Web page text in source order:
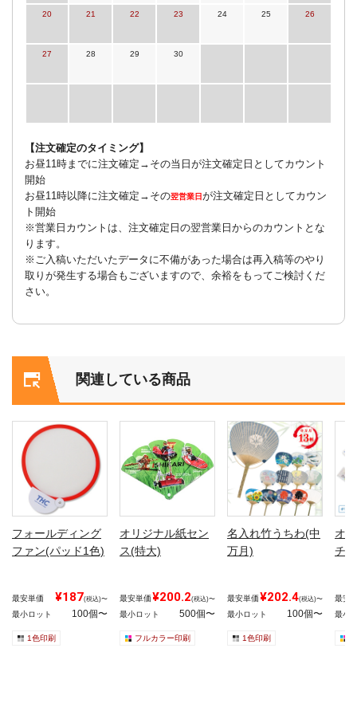
20 21 22 23 24 25 26
27 28 29 30
【注文確定のタイミング】
お昼11時までに注文確定→その当日が注文確定日としてカウント
開始
お昼11時以降に注文確定→その翌営業日が注文確定日としてカウン
ト開始
※営業日カウントは、注文確定日の翌営業日からのカウントとな
ります。
※ご入稿いただいたデータに不備があった場合は再入稿等のやり
取りが発生する場合もございますので、余裕をもってご検討くだ
さい。
関連している商品
フォールディング
ファン(パッド1色)
最安単価 ¥187(税込)〜
最小ロット 100個〜
1色印刷
オリジナル紙セン
ス(特大)
最安単価¥200.2(税込)〜
最小ロット 500個〜
フルカラー印刷
名入れ竹うちわ(中
万月)
最安単価¥202.4(税込)〜
最小ロット 100個〜
1色印刷
オ
チ
最安
最小